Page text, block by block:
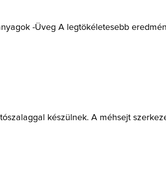
-Üveg A legtökéletesebb
készülnek. A méhsejt